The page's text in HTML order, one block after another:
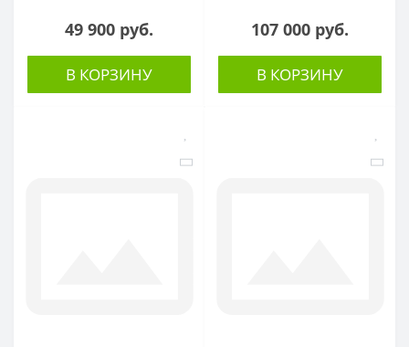
49 900 руб.
В КОРЗИНУ
107 000 руб.
В КОРЗИНУ